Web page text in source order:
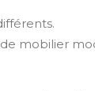
mobilier